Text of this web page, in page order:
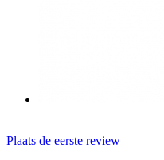
Plaats de eerste review